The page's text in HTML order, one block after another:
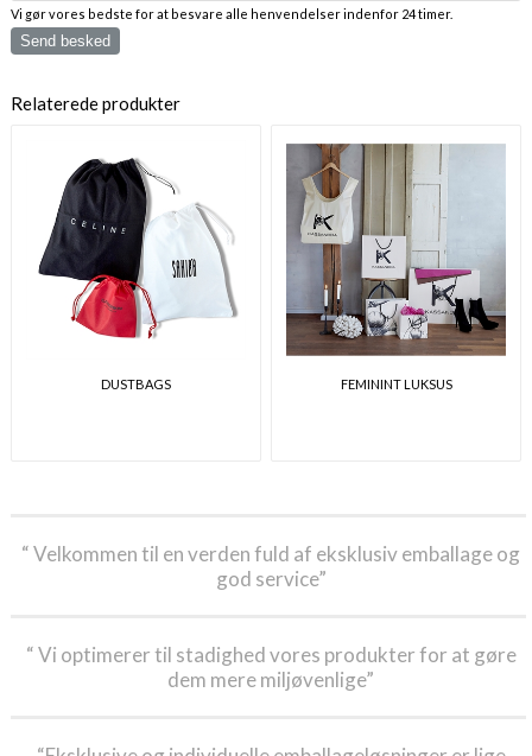
Vi gør vores bedste for at besvare alle henvendelser indenfor 24 timer.
Send besked
Relaterede produkter
DUSTBAGS FEMININT LUKSUS
“ Velkommen til en verden fuld af eksklusiv emballage og
god service”
“ Vi optimerer til stadighed vores produkter for at gøre
dem mere miljøvenlige”